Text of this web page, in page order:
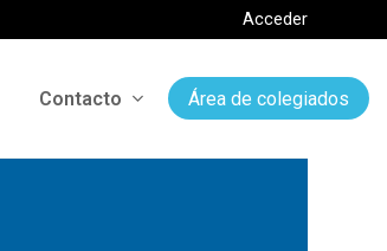
Acceder
Contacto Área de colegiados